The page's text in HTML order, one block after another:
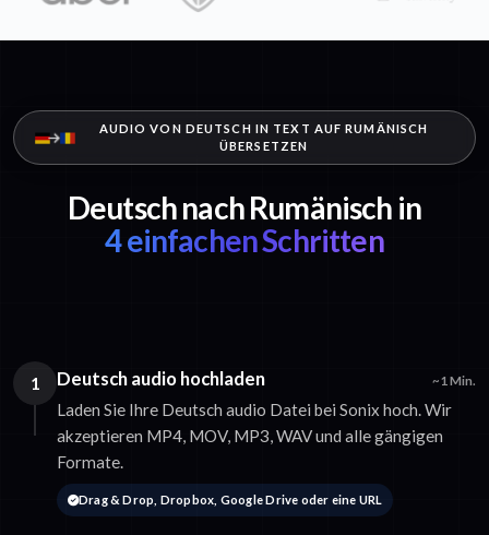
AUDIO VON DEUTSCH IN TEXT AUF RUMÄNISCH
ÜBERSETZEN
Deutsch nach Rumänisch in
4 einfachen Schritten
1 Deutsch audio hochladen ~1 Min.
Laden Sie Ihre Deutsch audio Datei bei Sonix hoch. Wir
akzeptieren MP4, MOV, MP3, WAV und alle gängigen
Formate.
Drag & Drop, Dropbox, Google Drive oder eine URL